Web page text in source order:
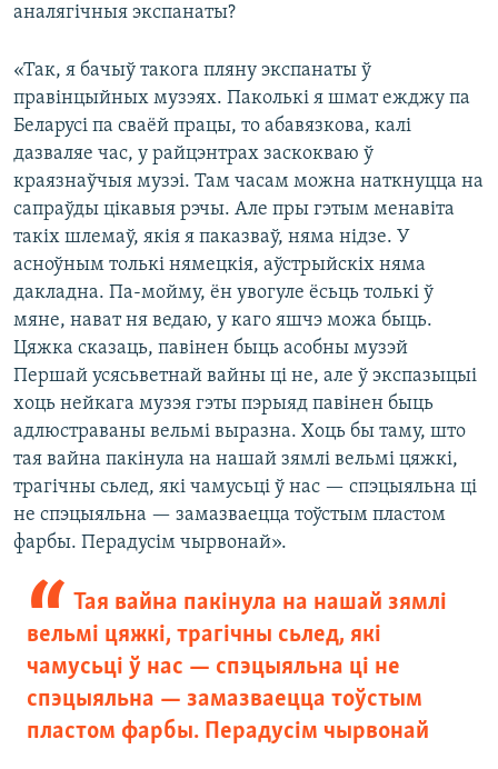
аналягічныя экспанаты?
«Так, я бачыў такога пляну экспанаты ў
правінцыйных музэях. Паколькі я шмат ежджу па
Беларусі па сваёй працы, то абавязкова, калі
дазваляе час, у райцэнтрах заскокваю ў
краязнаўчыя музэі. Там часам можна наткнуцца на
сапраўды цікавыя рэчы. Але пры гэтым менавіта
такіх шлемаў, якія я паказваў, няма нідзе. У
асноўным толькі нямецкія, аўстрыйскіх няма
дакладна. Па-мойму, ён увогуле ёсьць толькі ў
мяне, нават ня ведаю, у каго яшчэ можа быць.
Цяжка сказаць, павінен быць асобны музэй
Першай усясьветнай вайны ці не, але ў экспазыцыі
хоць нейкага музэя гэты пэрыяд павінен быць
адлюстраваны вельмі выразна. Хоць бы таму, што
тая вайна пакінула на нашай зямлі вельмі цяжкі,
трагічны сьлед, які чамусьці ў нас — спэцыяльна ці
не спэцыяльна — замазваецца тоўстым пластом
фарбы. Перадусім чырвонай».
Тая вайна пакінула на нашай зямлі
вельмі цяжкі, трагічны сьлед, які
чамусьці ў нас — спэцыяльна ці не
спэцыяльна — замазваецца тоўстым
пластом фарбы. Перадусім чырвонай